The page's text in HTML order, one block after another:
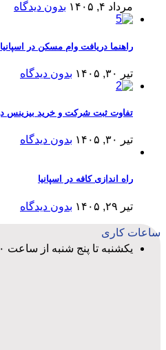
مرداد ۴, ۱۴۰۵ بدون دیدگاه
راهنما دریافت وام مسکن در اسپانیا
تیر ۳۰, ۱۴۰۵ بدون دیدگاه
تفاوت ثبت شرکت و خرید بیزینس در
تیر ۳۰, ۱۴۰۵ بدون دیدگاه
راه اندازی کافه در اسپانیا
تیر ۲۹, ۱۴۰۵ بدون دیدگاه
ساعات کاری
یکشنبه تا پنج شنبه از ساعت ۹:۳۰ تا ۱۸